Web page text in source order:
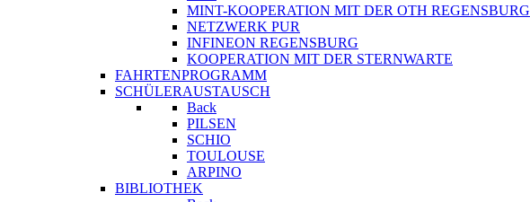
MINT-KOOPERATION MIT DER OTH REGENSBURG
NETZWERK PUR
INFINEON REGENSBURG
KOOPERATION MIT DER STERNWARTE
FAHRTENPROGRAMM
SCHÜLERAUSTAUSCH
Back
PILSEN
SCHIO
TOULOUSE
ARPINO
BIBLIOTHEK